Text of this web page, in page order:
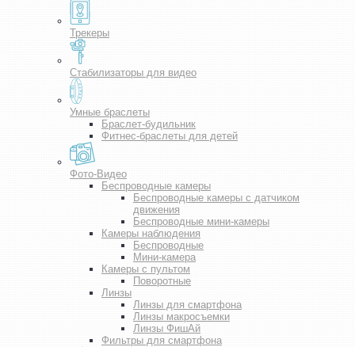
Трекеры
Стабилизаторы для видео
Умные браслеты
Браслет-будильник
Фитнес-браслеты для детей
Фото-Видео
Беспроводные камеры
Беспроводные камеры с датчиком
движения
Беспроводные мини-камеры
Камеры наблюдения
Беспроводные
Мини-камера
Камеры с пультом
Поворотные
Линзы
Линзы для смартфона
Линзы макросъемки
Линзы ФишАй
Фильтры для смартфона